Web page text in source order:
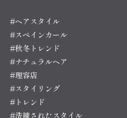
#ヘアスタイル
#スペインカール
#秋冬トレンド
#ナチュラルヘア
#理容店
#スタイリング
#トレンド
#洗練されたスタイル